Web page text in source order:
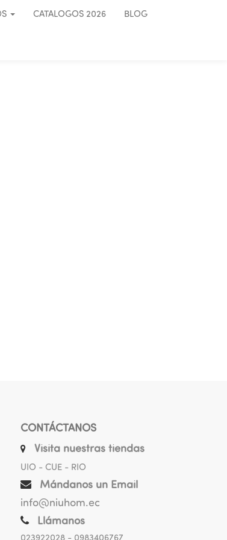
CATALOGOS 2026 BLOG
CONTÁCTANOS
Visita nuestras tiendas
UIO - CUE - RIO
Mándanos un Email
info@niuhom.ec
Llámanos